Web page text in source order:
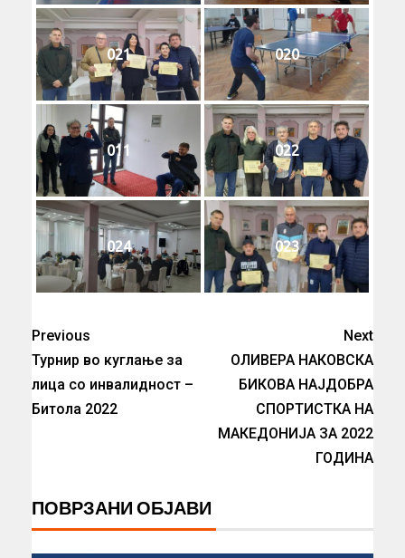
021 020
011 022
024 023
Previous
Турнир во куглање за
лица со инвалидност –
Битола 2022
Next
ОЛИВЕРА НАКОВСКА
БИКОВА НАЈДОБРА
СПОРТИСТКА НА
МАКЕДОНИЈА ЗА 2022
ГОДИНА
ПОВРЗАНИ ОБЈАВИ